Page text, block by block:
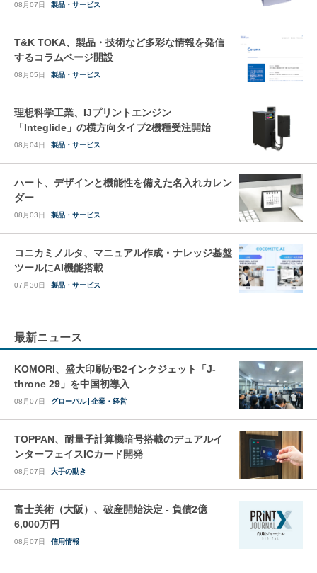
08月07日 製品・サービス
T&K TOKA、製品・技術など多彩な情報を発信
するコラムページ開設
08月05日 製品・サービス
理想科学工業、IJプリントエンジン
「Integlide」の横方向タイプ2機種受注開始
08月04日 製品・サービス
ハート、デザインと機能性を備えた名入れカレン
ダー
08月03日 製品・サービス
コニカミノルタ、マニュアル作成・ナレッジ基盤
ツールにAI機能搭載
07月30日 製品・サービス
最新ニュース
KOMORI、盛大印刷がB2インクジェット「J-
throne 29」を中国初導入
08月07日 グローバル 企業・経営
TOPPAN、耐量子計算機暗号搭載のデュアルイ
ンターフェイスICカード開発
08月07日 大手の動き
富士美術（大阪）、破産開始決定 - 負債2億
6,000万円
08月07日 信用情報